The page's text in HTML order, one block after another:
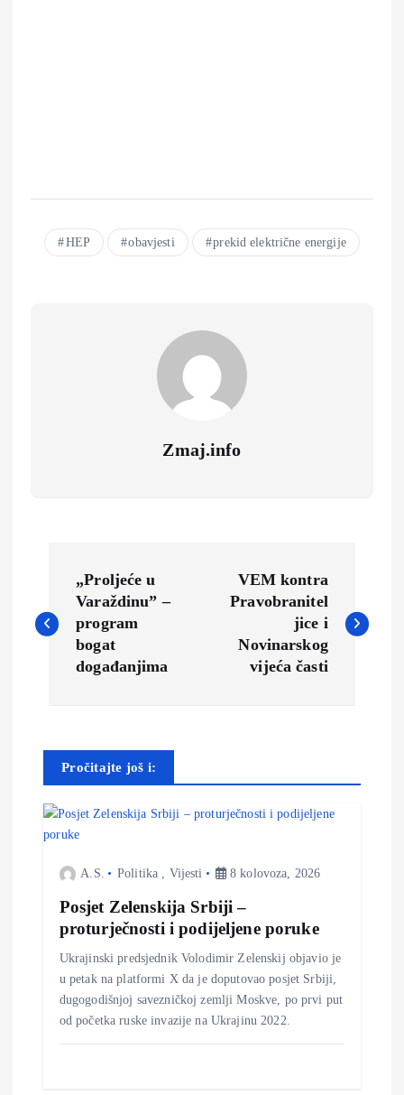
HEP obavjesti prekid električne energije
Zmaj.info
a
g
a
c
„Proljeće u
Varaždinu” –
program
bogat
događanjima
VEM kontra
Pravobranitel
jice i
Novinarskog
vijeća časti
Pročitajte još i:
A.S. Politika Vijesti 8 kolovoza, 2026
Posjet Zelenskija Srbiji –
proturječnosti i podijeljene poruke
Ukrajinski predsjednik Volodimir Zelenskij objavio je
u petak na platformi X da je doputovao posjet Srbiji,
dugogodišnjoj savezničkoj zemlji Moskve, po prvi put
od početka ruske invazije na Ukrajinu 2022.